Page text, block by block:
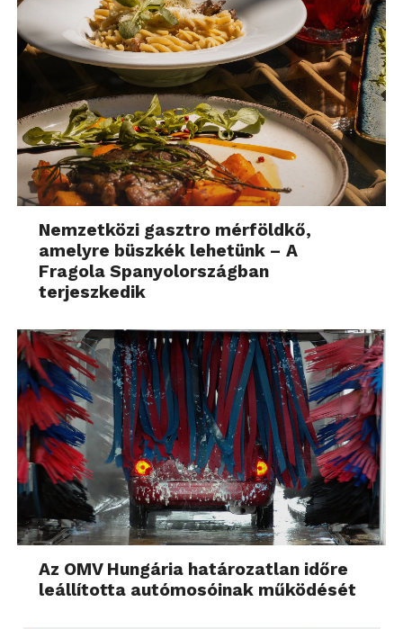
Nemzetközi gasztro mérföldkő,
amelyre büszkék lehetünk – A
Fragola Spanyolországban
terjeszkedik
Az OMV Hungária határozatlan időre
leállította autómosóinak működését